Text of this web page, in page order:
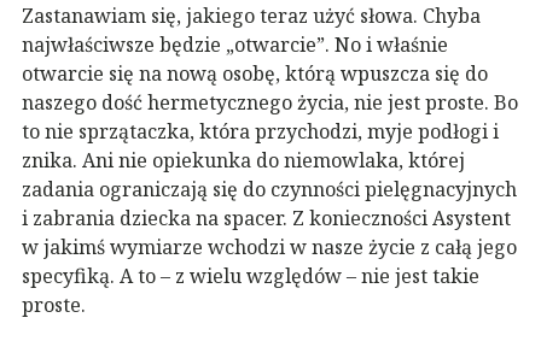
Zastanawiam się, jakiego teraz użyć słowa. Chyba
najwłaściwsze będzie „otwarcie”. No i właśnie
otwarcie się na nową osobę, którą wpuszcza się do
naszego dość hermetycznego życia, nie jest proste. Bo
to nie sprzątaczka, która przychodzi, myje podłogi i
znika. Ani nie opiekunka do niemowlaka, której
zadania ograniczają się do czynności pielęgnacyjnych
i zabrania dziecka na spacer. Z konieczności Asystent
w jakimś wymiarze wchodzi w nasze życie z całą jego
specyfiką. A to – z wielu względów – nie jest takie
proste.